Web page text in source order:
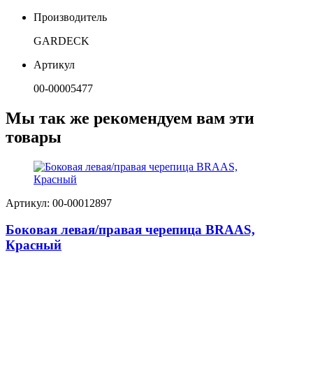
Производитель
GARDECK
Артикул
00-00005477
Мы так же рекомендуем вам эти
товары
Артикул: 00-00012897
Боковая левая/правая черепица BRAAS,
Красный